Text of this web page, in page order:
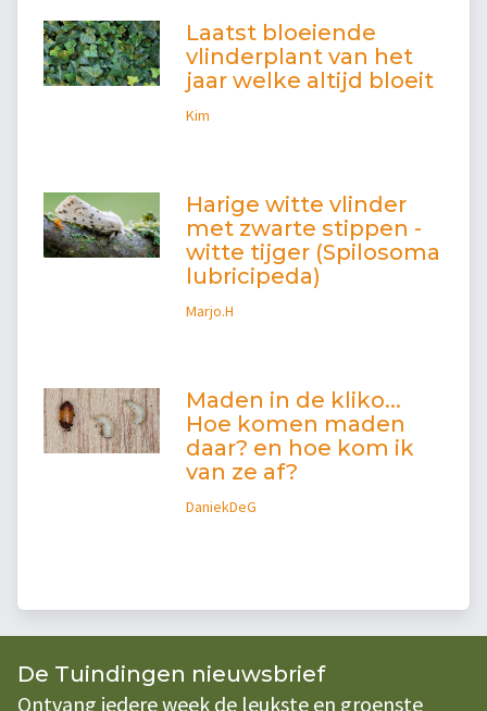
Laatst bloeiende
vlinderplant van het
jaar welke altijd bloeit
Kim
Harige witte vlinder
met zwarte stippen -
witte tijger (Spilosoma
lubricipeda)
Marjo.H
Maden in de kliko...
Hoe komen maden
daar? en hoe kom ik
van ze af?
DaniekDeG
De Tuindingen nieuwsbrief
Ontvang iedere week de leukste en groenste